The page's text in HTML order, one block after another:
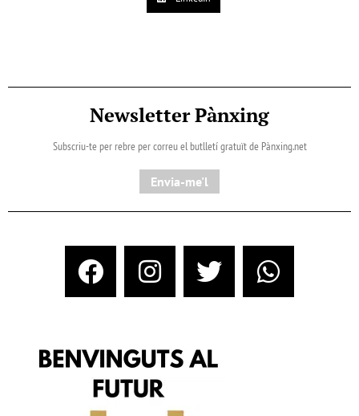
Newsletter Pànxing
Subscriu-te per rebre per correu el butlletí gratuït de Pànxing.net​
Envia-me'l